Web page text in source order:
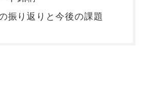
振り返りと今後の課題